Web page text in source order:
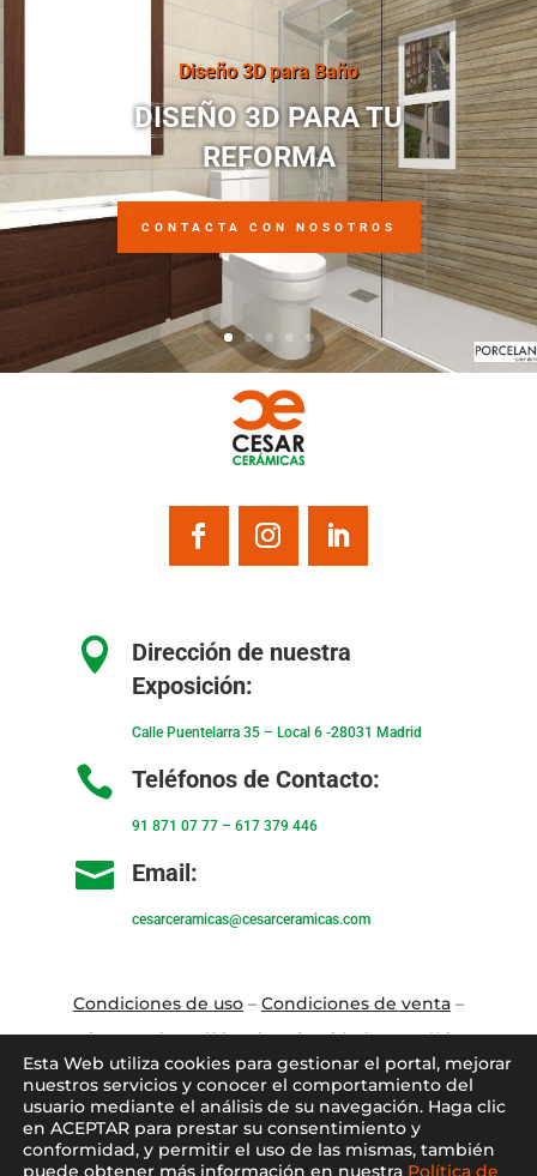
Diseño 3D para Baño
DISEÑO 3D PARA TU
REFORMA
CONTACTA CON NOSOTROS

Dirección de nuestra
Exposición:
Calle Puentelarra 35 – Local 6 -28031 Madrid
 Teléfonos de Contacto:
91 871 07 77– 617 379 446
 Email:
cesarceramicas@cesarceramicas.com
Condiciones de uso– Condiciones de venta–
Aviso Legal–Política de privacidad –Política
de cookies
Blog–Contacto–Conócenos –Mi Cuenta
Esta Web utiliza cookies para gestionar el portal, mejorar
nuestros servicios y conocer el comportamiento del
usuario mediante el análisis de su navegación. Haga clic
en ACEPTAR para prestar su consentimiento y
conformidad, y permitir el uso de las mismas, también
puede obtener más información en nuestra Política de